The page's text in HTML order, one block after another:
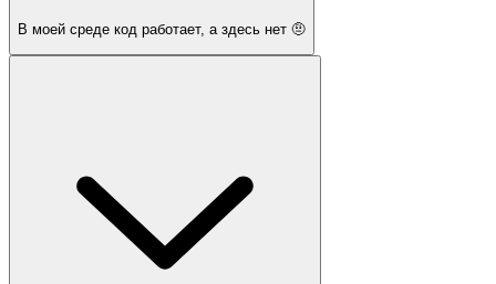
В моей среде код работает, а здесь нет 🤨